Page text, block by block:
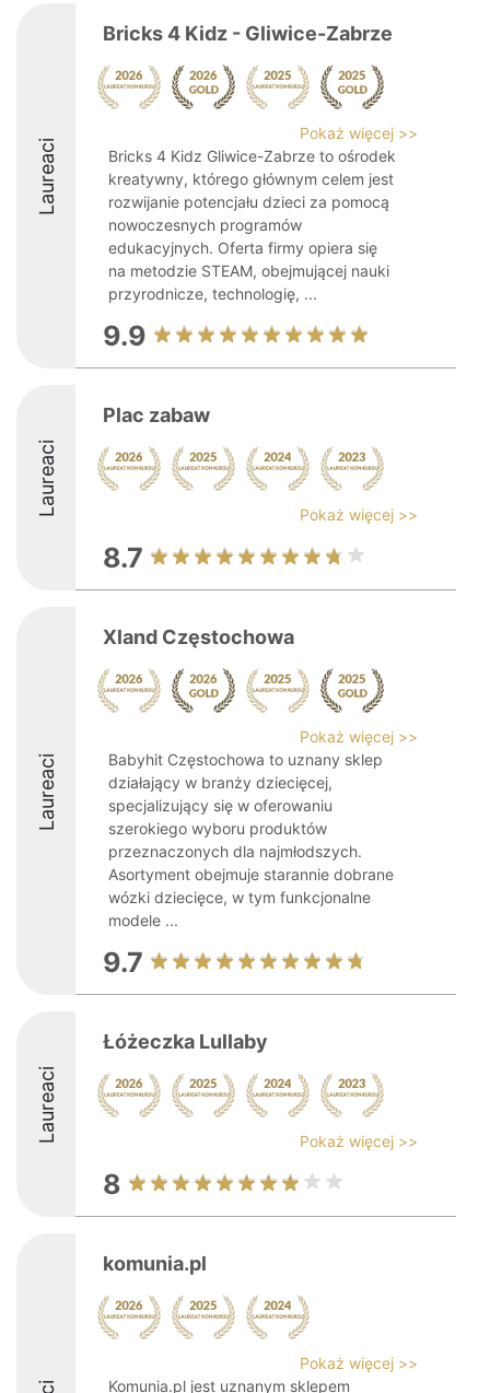
Laureaci
Bricks 4 Kidz - Gliwice-Zabrze
Pokaż więcej >>
Bricks 4 Kidz Gliwice-Zabrze to ośrodek
kreatywny, którego głównym celem jest
rozwijanie potencjału dzieci za pomocą
nowoczesnych programów
edukacyjnych. Oferta firmy opiera się
na metodzie STEAM, obejmującej nauki
przyrodnicze, technologię, ...
9.9
Laureaci
Plac zabaw
Pokaż więcej >>
8.7
Laureaci
Xland Częstochowa
Pokaż więcej >>
Babyhit Częstochowa to uznany sklep
działający w branży dziecięcej,
specjalizujący się w oferowaniu
szerokiego wyboru produktów
przeznaczonych dla najmłodszych.
Asortyment obejmuje starannie dobrane
wózki dziecięce, w tym funkcjonalne
modele ...
9.7
Laureaci
Łóżeczka Lullaby
Pokaż więcej >>
8
komunia.pl
Pokaż więcej >>
Komunia.pl jest uznanym sklepem